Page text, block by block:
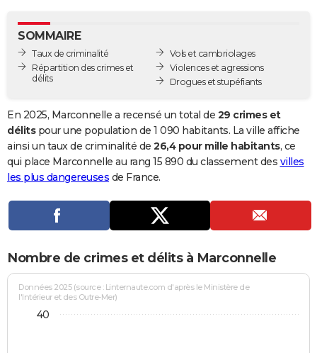
GUIDES D'ACHAT
BONS PLANS
Carte de Noël
Carte Bonne année
Carte Saint-Valentin
Carte Pâques
Carte d'anniversaire
DICTIONNAIRE
Dictionnaire
Biographies
Citations
Expressions
Proverbes
PROGRAMME TV
Se connecter
Entreprises
Service militaire
Avis de recherche
AVIS DE DÉCÈS
Bricolage
Lifestyle
Culture
Sport
Auto
Television
Voyage
Cinema
SOMMAIRE
Taux de criminalité
Répartition des crimes et
délits
Vols et cambriolages
Violences et agressions
Drogues et stupéfiants
En 2025, Marconnelle a recensé un total de 29 crimes et
délitspour une population de 1 090 habitants. La ville affiche
ainsi un taux de criminalité de 26,4 pour mille habitants, ce
qui place Marconnelle au rang 15 890 du classement des villes
les plus dangereuses de France.
Nombre de crimes et délits à Marconnelle
Données 2025 (source : Linternaute.com d'après le Ministère de
l'Intérieur et des Outre-Mer)
40